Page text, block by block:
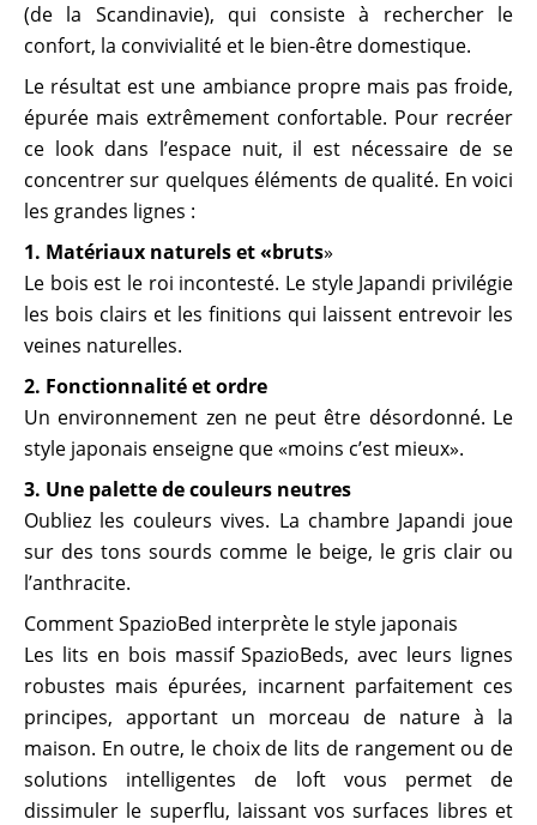
(de la Scandinavie), qui consiste à rechercher le
confort, la convivialité et le bien-être domestique.
Le résultat est une ambiance propre mais pas froide,
épurée mais extrêmement confortable. Pour recréer
ce look dans l’espace nuit, il est nécessaire de se
concentrer sur quelques éléments de qualité. En voici
les grandes lignes :
1. Matériaux naturels et «bruts»
Le bois est le roi incontesté. Le style Japandi privilégie
les bois clairs et les finitions qui laissent entrevoir les
veines naturelles.
2. Fonctionnalité et ordre
Un environnement zen ne peut être désordonné. Le
style japonais enseigne que «moins c’est mieux».
3. Une palette de couleurs neutres
Oubliez les couleurs vives. La chambre Japandi joue
sur des tons sourds comme le beige, le gris clair ou
l’anthracite.
Comment SpazioBed interprète le style japonais
Les lits en bois massif SpazioBeds, avec leurs lignes
robustes mais épurées, incarnent parfaitement ces
principes, apportant un morceau de nature à la
maison. En outre, le choix de lits de rangement ou de
solutions intelligentes de loft vous permet de
dissimuler le superflu, laissant vos surfaces libres et